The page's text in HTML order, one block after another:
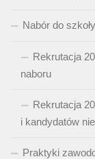
Nabór do
Rekrutacja
naboru
Rekrutacja
i kandydatów
Praktyki